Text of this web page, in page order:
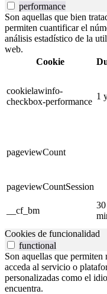
performance
Son aquellas que bien
permiten cuantificar el
análisis estadístico de la
web.
Cookie
cookielawinfo-
checkbox-performance
1
pageviewCount
pageviewCountSession
__cf_bm
30
Cookies de funcionalidad
functional
Son aquellas que
acceda al servicio o
personalizadas como el
encuentra.